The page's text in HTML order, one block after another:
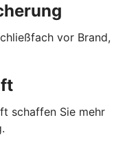
vor Brand,
schaffen Sie mehr